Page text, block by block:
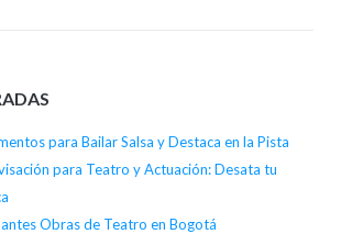
para Bailar Salsa y Destaca en la Pista
para Teatro y Actuación: Desata tu
Obras de Teatro en Bogotá